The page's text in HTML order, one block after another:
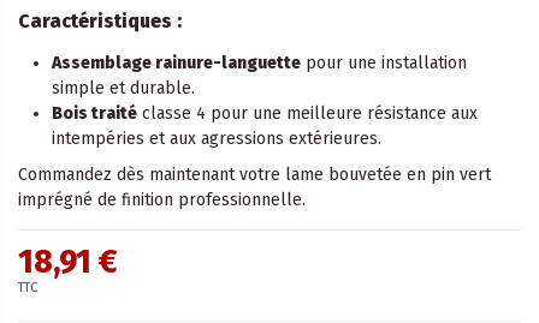
Caractéristiques :
Assemblage rainure-languette pour une installation
simple et durable.
Bois traité classe 4 pour une meilleure résistance aux
intempéries et aux agressions extérieures.
Commandez dès maintenant votre lame bouvetée en pin vert
imprégné de finition professionnelle.
18,91 €
TTC